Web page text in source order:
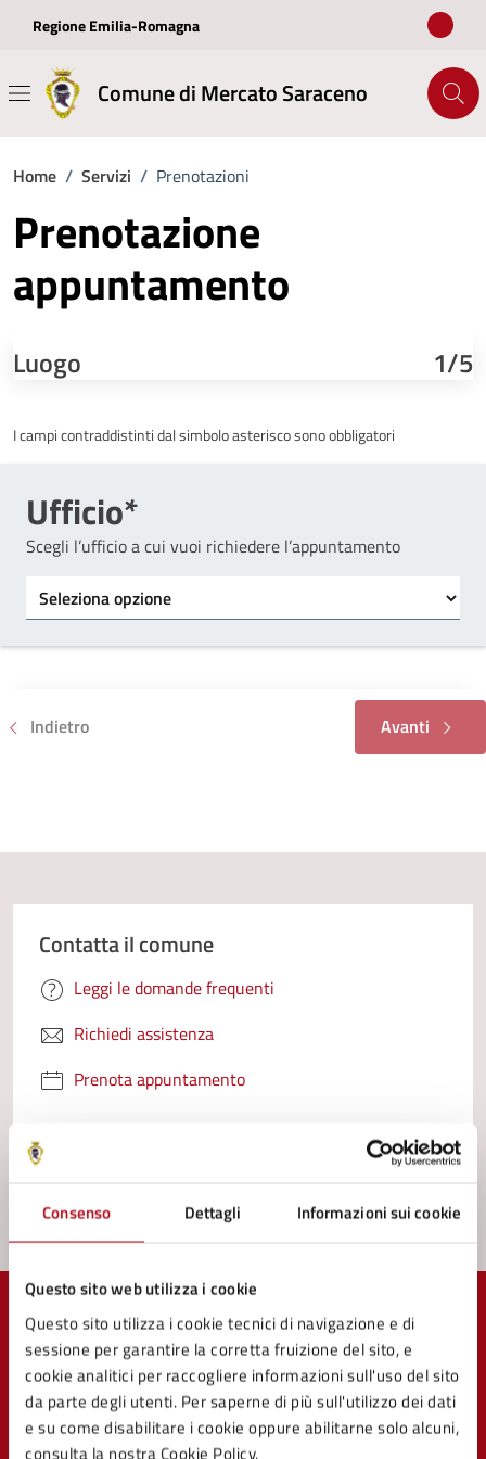
Consenso Dettagli Informazioni sui cookie
Questo sito web utilizza i cookie
Questo sito utilizza i cookie tecnici di navigazione e di
sessione per garantire la corretta fruizione del sito, e
cookie analitici per raccogliere informazioni sull'uso del sito
da parte degli utenti. Per saperne di più sull'utilizzo dei dati
e su come disabilitare i cookie oppure abilitarne solo alcuni,
consulta la nostra Cookie Policy.
Regione Emilia-Romagna
Comune di Mercato Saraceno
Home / Servizi / Prenotazioni
Prenotazione
appuntamento
Luogo 1/5
I campi contraddistinti dal simbolo asterisco sono obbligatori
Ufficio*
Scegli l’ufficio a cui vuoi richiedere l’appuntamento
Tipo di ufficio
Indietro Avanti
Contatta il comune
Leggi le domande frequenti
Richiedi assistenza
Prenota appuntamento
Problemi in città
Comune di Mercato Saraceno